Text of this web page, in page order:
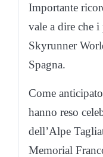
Importante
vale a dire che
Skyrunner
Spagna.
Come
hanno reso
dell’Alpe
Memorial